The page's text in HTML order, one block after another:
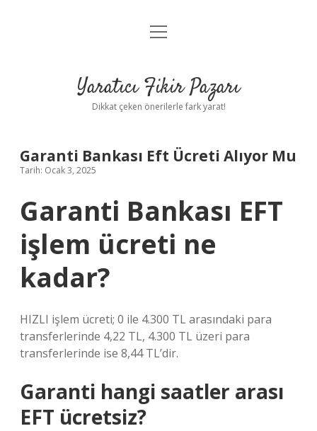
Anasayfa
Yasal Uyarı
menüyü
Yaratıcı Fikir Pazarı
Dikkat çeken önerilerle fark yarat!
Garanti Bankası Eft Ücreti Alıyor Mu
Tarih: Ocak 3, 2025
Garanti Bankası EFT
işlem ücreti ne
kadar?
HIZLI işlem ücreti; 0 ile 4.300 TL arasındaki para
transferlerinde 4,22 TL, 4.300 TL üzeri para
transferlerinde ise 8,44 TL’dir.
Garanti hangi saatler arası
EFT ücretsiz?